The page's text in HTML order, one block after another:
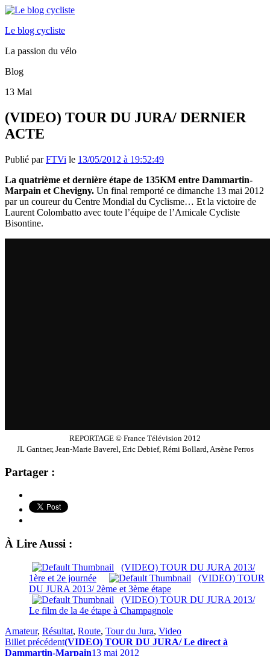
Le blog cycliste
La passion du vélo
Blog
13 Mai
(VIDEO) TOUR DU JURA/ DERNIER
ACTE
Publié parFTVi le 13/05/2012 à 19:52:49
La quatrième et dernière étape de 135KM entre Dammartin-
Marpain et Chevigny. Un final remporté ce dimanche 13 mai 2012
par un coureur du Centre Mondial du Cyclisme… Et la victoire de
Laurent Colombatto avec toute l’équipe de l’Amicale Cycliste
Bisontine.
REPORTAGE © France Télévision 2012
JL Gantner, Jean-Marie Baverel, Eric Debief, Rémi Bollard, Arsène Perros
Partager :
À Lire Aussi :
(VIDEO) TOUR DU JURA 2013/
1ère et 2e journée
(VIDEO) TOUR
DU JURA 2013/ 2ème et 3ème étape
(VIDEO) TOUR DU JURA 2013/
Le film de la 4e étape à Champagnole
Amateur, Résultat, Route, Tour du Jura, Video
Billet précédent(VIDEO) TOUR DU JURA/ Le direct à
Dammartin-Marpain13 mai 2012